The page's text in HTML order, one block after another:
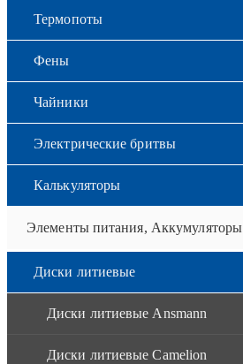
Термопоты
Фены
Чайники
Электрические бритвы
Калькуляторы
Элементы питания, Аккумуляторы
Диски литиевые
Диски литиевые Ansmann
Диски литиевые Camelion